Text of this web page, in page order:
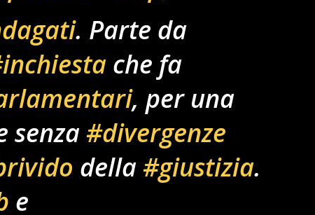
. Parte da
che fa
, per una
senza #divergenze
della #giustizia.
e